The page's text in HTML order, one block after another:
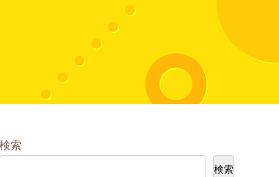
検索
検索